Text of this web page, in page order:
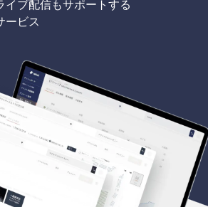
イブ配信もサポートする
ービス